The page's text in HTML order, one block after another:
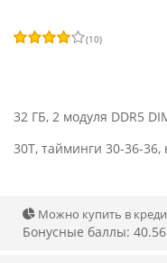
(10)
32 ГБ, 2 модуля DDR5
30T, тайминги 30-36-
Можно купить в
Бонусные баллы: 40.56